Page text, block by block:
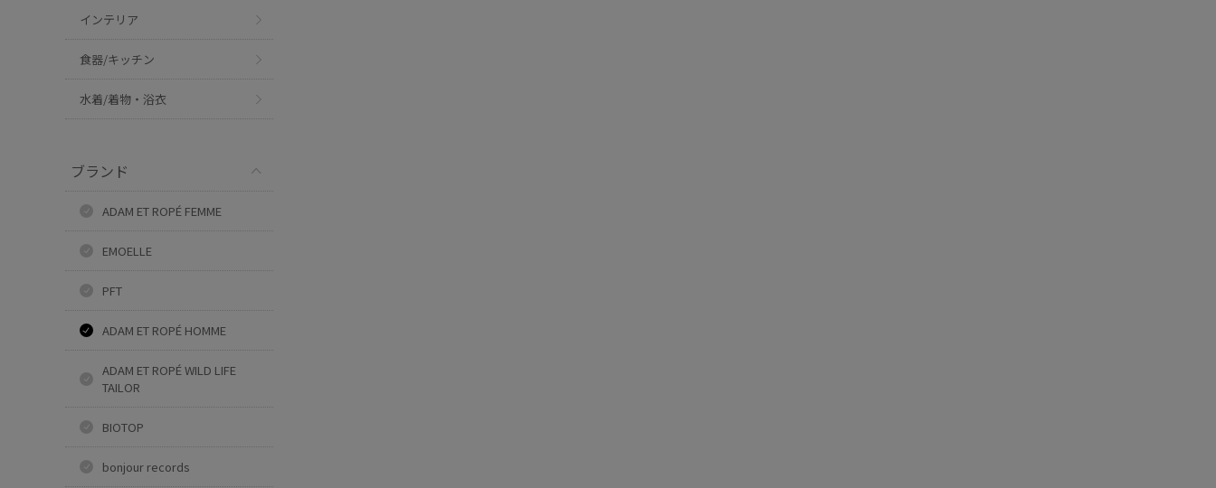
インテリア
食器/キッチン
水着/着物・浴衣
ブランド
ADAM ET ROPÉ FEMME
EMOELLE
PFT
ADAM ET ROPÉ HOMME
ADAM ET ROPÉ WILD LIFE
TAILOR
BIOTOP
bonjour records